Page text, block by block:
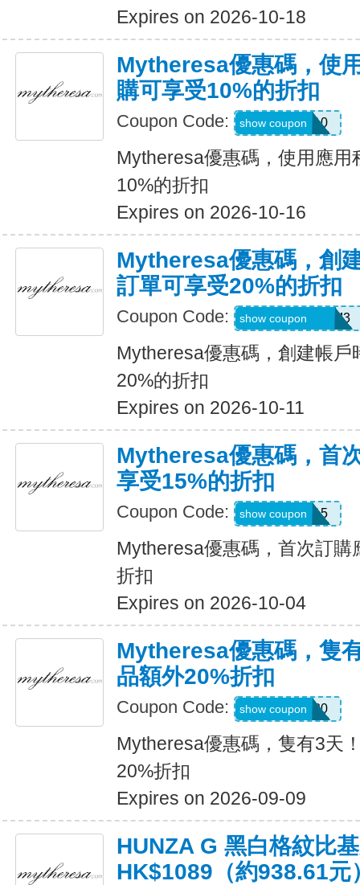
Expires on 2026-10-18
Mytheresa優惠碼，使
購可享受10%的折扣
Coupon Code: APP10
show coupon
Mytheresa優惠碼，使用應用
10%的折扣
Expires on 2026-10-16
Mytheresa優惠碼，創
訂單可享受20%的折扣
Coupon Code: REFU4YP-NMM3
show coupon
Mytheresa優惠碼，創建帳
20%的折扣
Expires on 2026-10-11
Mytheresa優惠碼，首
享受15%的折扣
Coupon Code: APP15
show coupon
Mytheresa優惠碼，首次訂
折扣
Expires on 2026-10-04
Mytheresa優惠碼，隻
品額外20%折扣
Coupon Code: KIDS20
show coupon
Mytheresa優惠碼，隻有3天
20%折扣
Expires on 2026-09-09
HUNZA G 黑白格紋比
HK$1089（約938.61元